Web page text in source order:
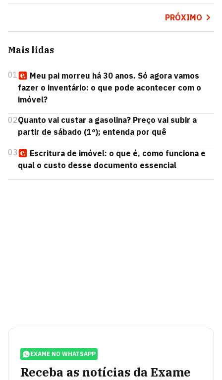
PRÓXIMO
Mais lidas
01
Meu pai morreu há 30 anos. Só agora vamos
fazer o inventário: o que pode acontecer com o
imóvel?
02Quanto vai custar a gasolina? Preço vai subir a
partir de sábado (1º); entenda por quê
03
Escritura de imóvel: o que é, como funciona e
qual o custo desse documento essencial
EXAME NO WHATSAPP
Receba as notícias da Exame